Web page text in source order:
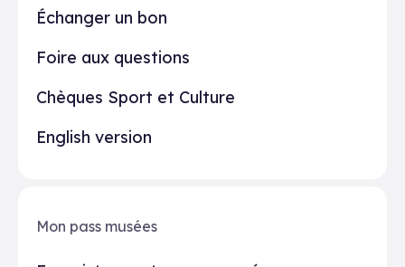
Échanger un bon
Foire aux questions
Chèques Sport et Culture
English version
Mon pass musées